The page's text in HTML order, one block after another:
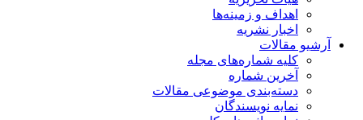
اهداف و زمینه‌ها
اخبار نشریه
آرشیو مقالات
کلیه شماره‌های مجله
آخرین شماره
دسته‌بندی موضوعی مقالات
نمایه نویسندگان